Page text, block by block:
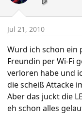
Jul 21, 2010
Wurd ich schon ein
Freundin per Wi-Fi
verloren habe und
die scheiß Attacke
Aber das juckt die
eh schon alles